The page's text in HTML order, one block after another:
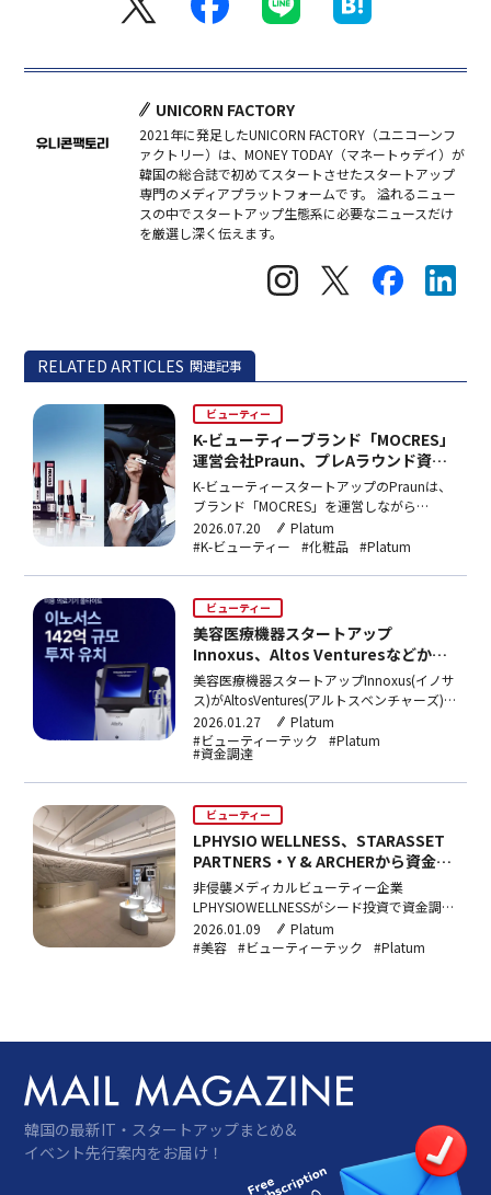
UNICORN FACTORY
2021年に発足したUNICORN FACTORY（ユニコーンフ
ァクトリー）は、MONEY TODAY（マネートゥデイ）が
韓国の総合誌で初めてスタートさせたスタートアップ
専門のメディアプラットフォームです。 溢れるニュー
スの中でスタートアップ生態系に必要なニュースだけ
を厳選し深く伝えます。
RELATED ARTICLES 関連記事
ビューティー
K-ビューティーブランド「MOCRES」
運営会社Praun、プレAラウンド資金
調達
K-ビューティースタートアップのPraunは、
ブランド「MOCRES」を運営しながら
Mark&CompanyとSolidonePartnersからプ
レA資金調達を完了。ケアとカラーを融合し
す。
2026.07.20
Platum
#K-ビューティー
#化粧品 #Platum
ビューティー
美容医療機器スタートアップ
Innoxus、Altos Venturesなどから
142億ウォン(約153億円)資金調達
美容医療機器スタートアップInnoxus(イノサ
ス)がAltosVentures(アルトスベンチャーズ)な
どから142億ウォン(約153億円)規模のシリ
ーズA資金調達を行った。投資金の一部はシ
ード段階でInnoxusを発掘した投資会社であ
るTAILVentures(テイルベンチャーズ)の旧株
2026.01.27
Platum
#ビューティーテック
#Platum
#資金調達
ビューティー
LPHYSIO WELLNESS、STARASSET
PARTNERS・Y & ARCHERから資金調
達
非侵襲メディカルビューティー企業
LPHYSIOWELLNESSがシード投資で資金調達
を行い、事業拡大に乗り出す。
LPHYSIOWELLNESS（以下LPHYSIO）が
2026.01.09
Platum
#美容 #ビューティーテック #Platum
韓国の最新IT・スタートアップまとめ&
イベント先行案内をお届け！